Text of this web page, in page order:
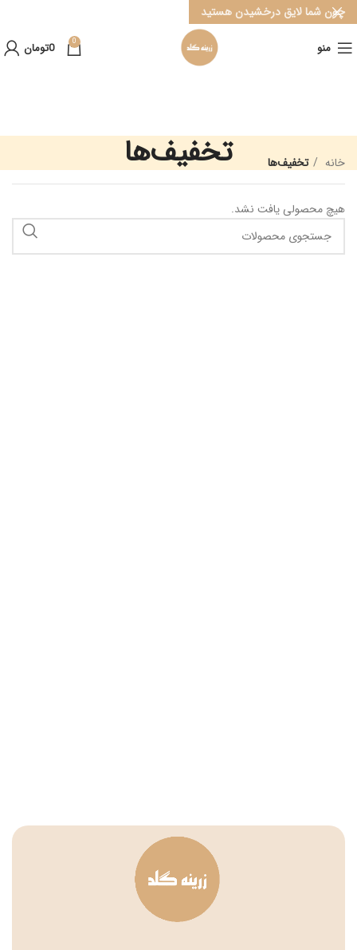
منو 0
0تومان
تخفیف‌ها خانه تخفیف‌ها
هیچ محصولی یافت نشد.
چون شما لایق درخشیدن هستید